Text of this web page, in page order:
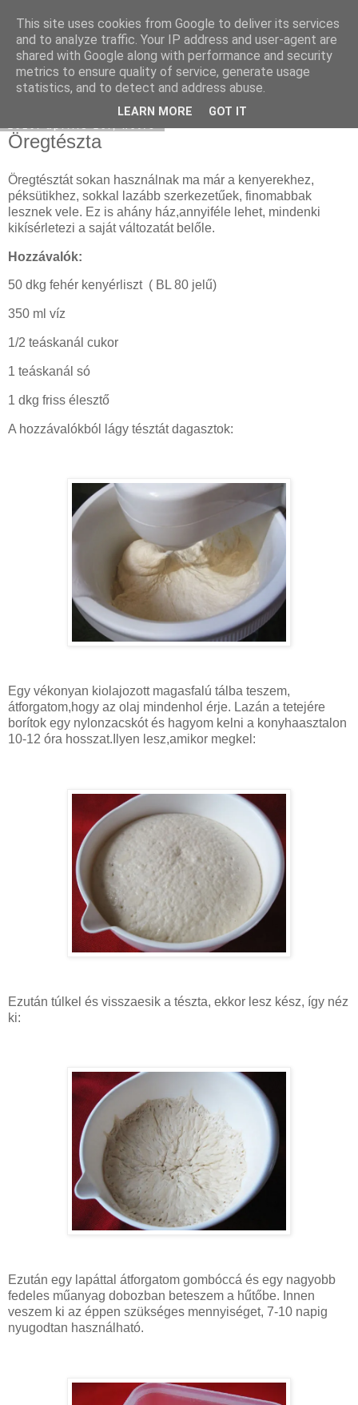
Moha Konyha
Öregtészta
Öregtésztát sokan használnak ma már a kenyerekhez,
péksütikhez, sokkal lazább szerkezetűek, finomabbak
lesznek vele. Ez is ahány ház,annyiféle lehet, mindenki
kikísérletezi a saját változatát belőle.
Hozzávalók:
50 dkg fehér kenyérliszt ( BL 80 jelű)
350 ml víz
1/2 teáskanál cukor
1 teáskanál só
1 dkg friss élesztő
A hozzávalókból lágy tésztát dagasztok:
Egy vékonyan kiolajozott magasfalú tálba teszem,
átforgatom,hogy az olaj mindenhol érje. Lazán a tetejére
borítok egy nylonzacskót és hagyom kelni a konyhaasztalon
10-12 óra hosszat.Ilyen lesz,amikor megkel:
Ezután túlkel és visszaesik a tészta, ekkor lesz kész, így néz
ki:
Ezután egy lapáttal átforgatom gombóccá és egy nagyobb
fedeles műanyag dobozban beteszem a hűtőbe. Innen
veszem ki az éppen szükséges mennyiséget, 7-10 napig
nyugodtan használható.
This site uses cookies from Google to deliver its services
and to analyze traffic. Your IP address and user-agent are
shared with Google along with performance and security
metrics to ensure quality of service, generate usage
statistics, and to detect and address abuse.
LEARN MORE GOT IT